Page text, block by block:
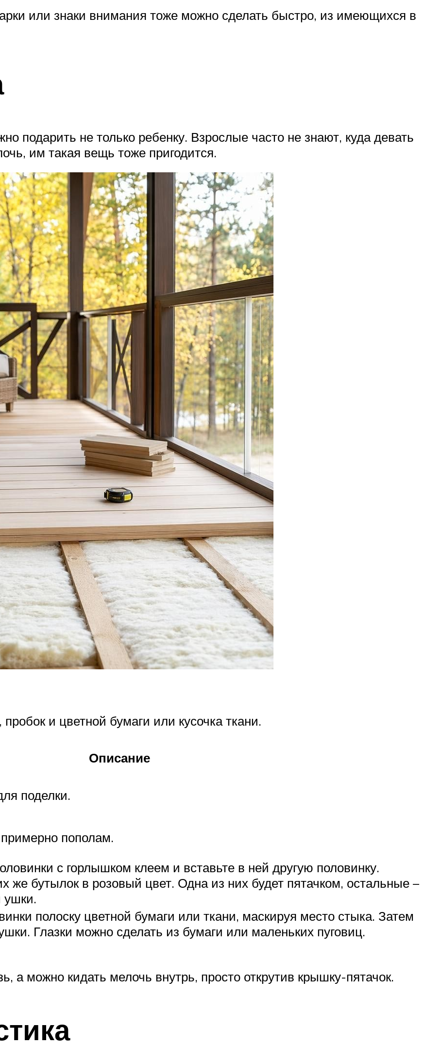
или знаки внимания тоже можно сделать быстро, из имеющихся в
подарить не только ребенку. Взрослые часто не знают, куда девать
им такая вещь тоже пригодится.
и цветной бумаги или кусочка ткани.
Описание
поделки.
пополам.
с горлышком клеем и вставьте в ней другую половинку.
же бутылок в розовый цвет. Одна из них будет пятачком, остальные –
ушки.
полоску цветной бумаги или ткани, маскируя место стыка. Затем
Глазки можно сделать из бумаги или маленьких пуговиц.
а можно кидать мелочь внутрь, просто открутив крышку-пятачок.